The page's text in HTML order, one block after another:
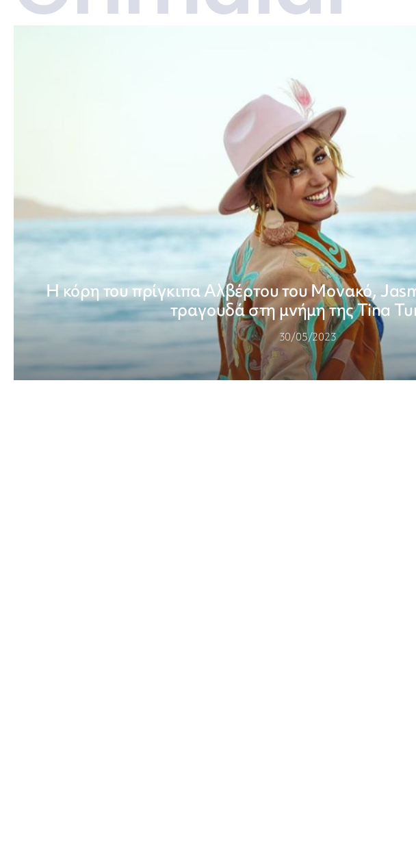
Η κόρη του πρίγκιπα Αλβέρτου του Μονακό,
τραγουδά στη μνήμη της Tina
30/05/2023